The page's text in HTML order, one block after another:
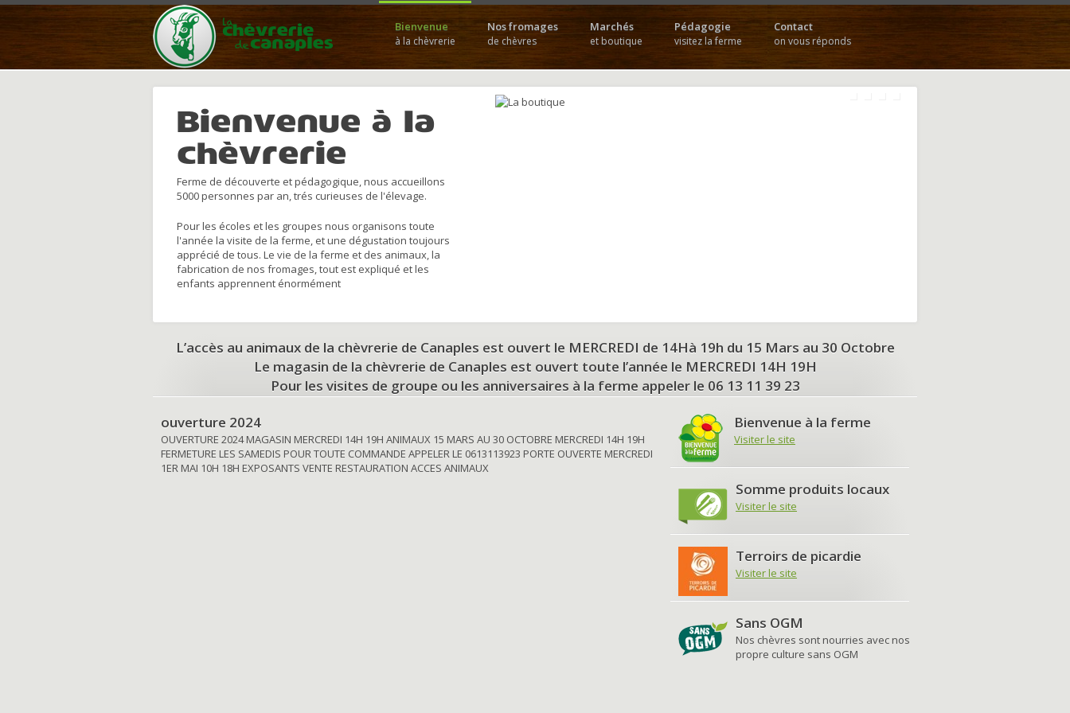
Bienvenue
à la chèvrerie
Nos fromages
de chèvres
Marchés
et boutique
Pédagogie
visitez la ferme
Contact
on vous réponds
Bienvenue à la
chèvrerie
Ferme de découverte et pédagogique, nous accueillons
5000 personnes par an, trés curieuses de l'élevage.
Pour les écoles et les groupes nous organisons toute
l'année la visite de la ferme, et une dégustation toujours
apprécié de tous. Le vie de la ferme et des animaux, la
fabrication de nos fromages, tout est expliqué et les
enfants apprennent énormément
L’accès au animaux de la chèvrerie de Canaples est ouvert le MERCREDI de 14Hà 19h du 15 Mars au 30 Octobre
Le magasin de la chèvrerie de Canaples est ouvert toute l’année le MERCREDI 14H 19H
Pour les visites de groupe ou les anniversaires à la ferme appeler le 06 13 11 39 23
ouverture 2024
OUVERTURE 2024 MAGASIN MERCREDI 14H 19H ANIMAUX 15 MARS AU 30 OCTOBRE MERCREDI 14H 19H
FERMETURE LES SAMEDIS POUR TOUTE COMMANDE APPELER LE 0613113923 PORTE OUVERTE MERCREDI
1ER MAI 10H 18H EXPOSANTS VENTE RESTAURATION ACCES ANIMAUX
Bienvenue à la ferme
Visiter le site
Somme produits locaux
Visiter le site
Terroirs de picardie
Visiter le site
Sans OGM
Nos chèvres sont nourries avec nos
propre culture sans OGM